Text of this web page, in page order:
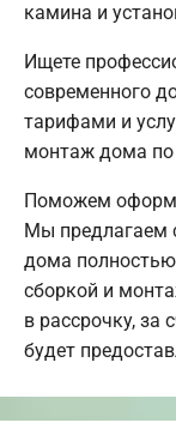
камина и
Ищете
современного
тарифами и
монтаж дома по
Поможем
Мы предлагаем
дома
сборкой и
в рассрочку, за
будет